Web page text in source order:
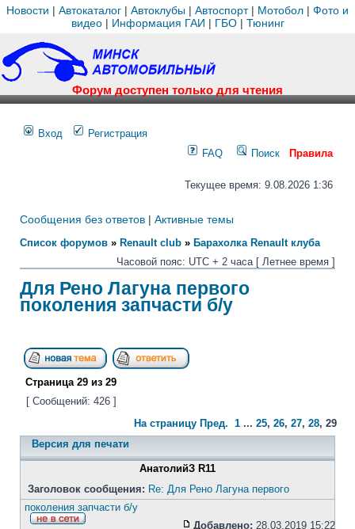
Новости | Автокаталог | Автоклубы | Автоспорт| Мотобол | Фото и
видео| Информация ГАИ | ГБО| Тюнинг
Форум доступен только для чтения
Вход
Регистрация
FAQ
Поиск Правила
Текущее время: 9.08.2026 1:36
Сообщения без ответов | Активные темы
Список форумов » Renault club » Барахолка Renault клуба
Часовой пояс: UTC + 2 часа [ Летнее время ]
Для Рено Лагуна первого
поколения запчасти б/у
Страница 29 из 29
[ Сообщений: 426 ]
На страницу Пред. 1 ... 25, 26, 27, 28, 29
Версия для печати
АнатолийЗ R11
Заголовок сообщения: Re: Для Рено Лагуна первого
поколения запчасти б/у
Добавлено: 28.03.2019 15:22